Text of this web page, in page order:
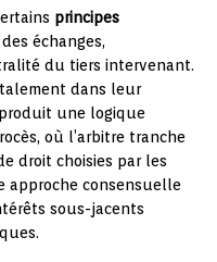
principes
échanges,
du tiers intervenant.
dans leur
une logique
où l’arbitre tranche
droit choisies par les
approche consensuelle
sous-jacents